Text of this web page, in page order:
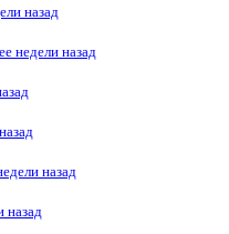
назад
недели назад
назад
назад